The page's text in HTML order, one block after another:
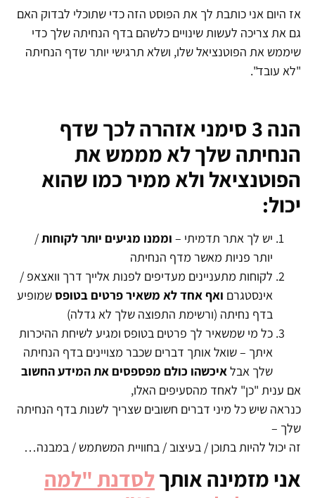
אז היום אני כותבת לך את הפוסט הזה כדי שתוכלי לבדוק האם
גם את צריכה לעשות שינויים כלשהם בדף הנחיתה שלך כדי
שיממש את הפוטנציאל שלו, ושלא תרגישי יותר שדף הנחיתה
"לא עובד".
הנה 3 סימני אזהרה לכך שדף
הנחיתה שלך לא מממש את
הפוטנציאל ולא ממיר כמו שהוא
יכול:
יש לך אתר תדמיתי – וממנו מגיעים יותר לקוחות/
יותר פניות מאשר מדף הנחיתה
לקוחות מתעניינים מעדיפים לפנות אלייך דרך וואצאפ /
אינסטגרם ואף אחד לא משאיר פרטים בטופסשמופיע
בדף נחיתה (ורשימת התפוצה שלך לא גדלה)
כל מי שמשאיר לך פרטים בטופס ומגיע לשיחת ההיכרות
איתך – שואל אותך דברים שכבר מצויינים בדף הנחיתה
שלך אבלאיכשהו כולם מפספסים את המידע החשוב
אם ענית "כן" לאחד מהסעיפים האלו,
כנראה שיש כל מיני דברים חשובים שצריך לשנות בדף הנחיתה
שלך –
זה יכול להיות בתוכן / בעיצוב / בחוויית המשתמש / במבנה…
אני מזמינה אותךלסדנת "למה